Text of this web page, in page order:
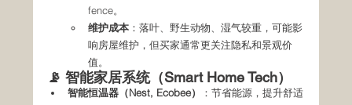
fence。
维护成本 ：落叶、野生动物、湿气较重，可能影
响房屋维护，但买家通常更关注隐私和景观价
值。
📡 智能家居系统（Smart Home Tech）
智能恒温器（Nest, Ecobee）
：节省能源，提升舒适